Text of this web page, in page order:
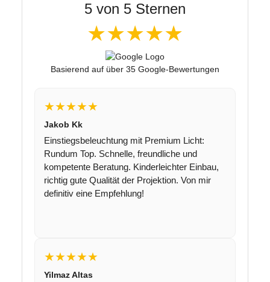
5 von 5 Sternen
★★★★★
Basierend auf über 35 Google-Bewertungen
★★★★★
Jakob Kk
Einstiegsbeleuchtung mit Premium Licht:
Rundum Top. Schnelle, freundliche und
kompetente Beratung. Kinderleichter Einbau,
richtig gute Qualität der Projektion. Von mir
definitiv eine Empfehlung!
★★★★★
Yilmaz Altas